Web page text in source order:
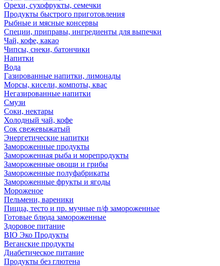
Орехи, сухофрукты, семечки
Продукты быстрого приготовления
Рыбные и мясные консервы
Специи, приправы, ингредиенты для выпечки
Чай, кофе, какао
Чипсы, снеки, батончики
Напитки
Вода
Газированные напитки, лимонады
Морсы, кисели, компоты, квас
Негазированные напитки
Смузи
Соки, нектары
Холодный чай, кофе
Сок свежевыжатый
Энергетические напитки
Замороженные продукты
Замороженная рыба и морепродукты
Замороженные овощи и грибы
Замороженные полуфабрикаты
Замороженные фрукты и ягоды
Мороженое
Пельмени, вареники
Пицца, тесто и пр. мучные п/ф замороженные
Готовые блюда замороженные
Здоровое питание
BIO Эко Продукты
Веганские продукты
Диабетическое питание
Продукты без глютена